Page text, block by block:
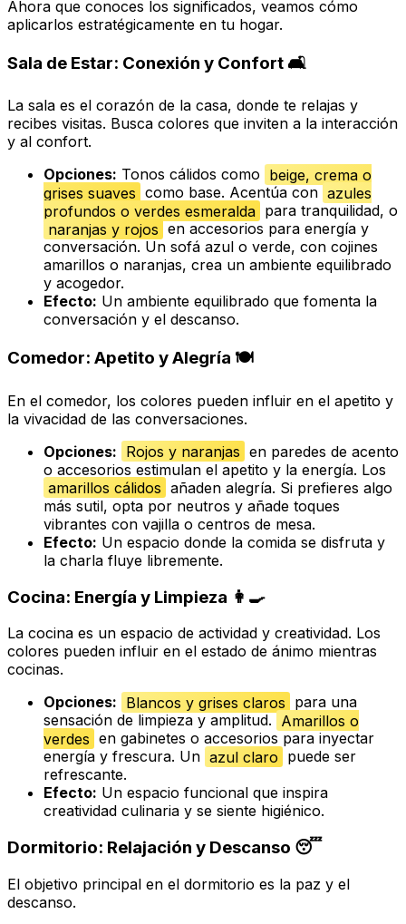
Ahora que conoces los significados, veamos cómo
aplicarlos estratégicamente en tu hogar.
Sala de Estar: Conexión y Confort 🛋️
La sala es el corazón de la casa, donde te relajas y
recibes visitas. Busca colores que inviten a la interacción
y al confort.
Opciones: Tonos cálidos como beige, crema o
grises suaves como base. Acentúa con azules
profundos o verdes esmeralda para tranquilidad, o
naranjas y rojos en accesorios para energía y
conversación. Un sofá azul o verde, con cojines
amarillos o naranjas, crea un ambiente equilibrado
y acogedor.
Efecto: Un ambiente equilibrado que fomenta la
conversación y el descanso.
Comedor: Apetito y Alegría 🍽️
En el comedor, los colores pueden influir en el apetito y
la vivacidad de las conversaciones.
Opciones: Rojos y naranjas en paredes de acento
o accesorios estimulan el apetito y la energía. Los
amarillos cálidos añaden alegría. Si prefieres algo
más sutil, opta por neutros y añade toques
vibrantes con vajilla o centros de mesa.
Efecto: Un espacio donde la comida se disfruta y
la charla fluye libremente.
Cocina: Energía y Limpieza 👩‍🍳
La cocina es un espacio de actividad y creatividad. Los
colores pueden influir en el estado de ánimo mientras
cocinas.
Opciones: Blancos y grises claros para una
sensación de limpieza y amplitud. Amarillos o
verdes en gabinetes o accesorios para inyectar
energía y frescura. Un azul claro puede ser
refrescante.
Efecto: Un espacio funcional que inspira
creatividad culinaria y se siente higiénico.
Dormitorio: Relajación y Descanso 😴
El objetivo principal en el dormitorio es la paz y el
descanso.